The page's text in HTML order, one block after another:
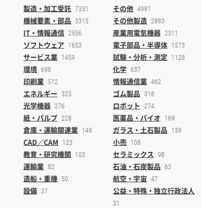
製造・加工受託 7331 その他 4981
機械要素・部品 3315 その他製造 2883
IT・情報通信 2556 産業用電気機器 2311
ソフトウェア 1653 電子部品・半導体 1573
サービス業 1459 試験・分析・測定 1128
環境 698 化学 637
印刷業 512 情報通信業 462
エネルギー 325 ゴム製品 318
光学機器 276 ロボット 274
紙・パルプ 228 医薬品・バイオ 169
倉庫・運輸関連業 149 ガラス・土石製品 139
CAD／CAM 123 小売 108
教育・研究機関 103 セラミックス 98
運輸業 82 石油・石炭製品 63
造船・重機 50 航空・宇宙 47
設備 37 公益・特殊・独立行政法人
31